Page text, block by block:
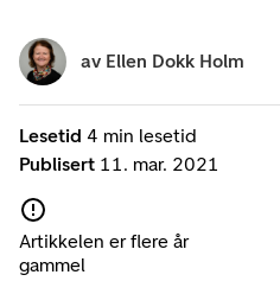
Lesetid 4 min lesetid
Publisert 11. mar. 2021
Artikkelen er flere år
gammel
av Ellen Dokk Holm